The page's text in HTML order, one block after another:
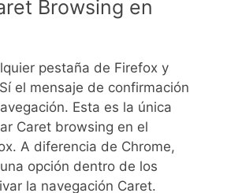
Browsing en
pestaña de Firefox y
el mensaje de confirmación
Esta es la única
Caret browsing en el
A diferencia de Chrome,
opción dentro de los
la navegación Caret.